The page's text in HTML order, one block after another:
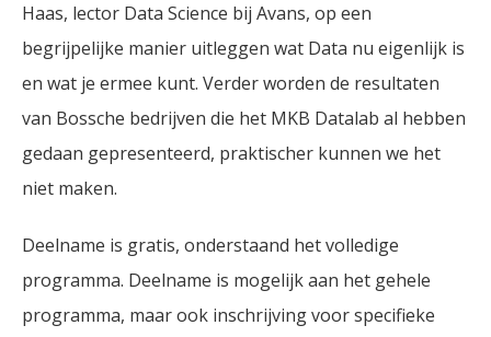
Haas, lector Data Science bij Avans, op een
begrijpelijke manier uitleggen wat Data nu eigenlijk is
en wat je ermee kunt. Verder worden de resultaten
van Bossche bedrijven die het MKB Datalab al hebben
gedaan gepresenteerd, praktischer kunnen we het
niet maken.
Deelname is gratis, onderstaand het volledige
programma. Deelname is mogelijk aan het gehele
programma, maar ook inschrijving voor specifieke